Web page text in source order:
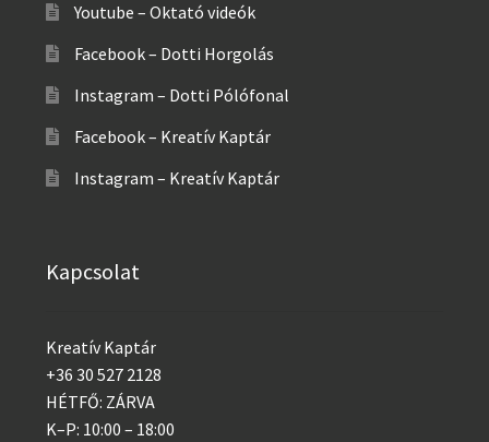
Youtube – Oktató videók
Facebook – Dotti Horgolás
Instagram – Dotti Pólófonal
Facebook – Kreatív Kaptár
Instagram – Kreatív Kaptár
Kapcsolat
Kreatív Kaptár
+36 30 527 2128
HÉTFŐ: ZÁRVA
K–P: 10:00 – 18:00